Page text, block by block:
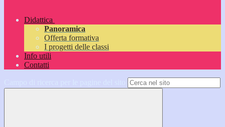
Didattica
Panoramica
Offerta formativa
I progetti delle classi
Info utili
Contatti